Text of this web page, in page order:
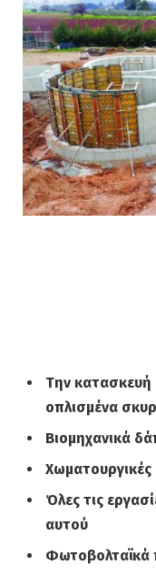
Την κατασκευή
οπλισμένα
Βιομηχανικά
Χωματουργικές
Όλες τις
αυτού
Φωτοβολταϊκά